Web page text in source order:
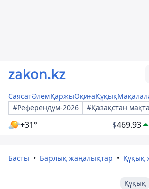
СаясатӘлемҚаржыОқиғаҚұқық
#Референдум-2026
#Қазақстан
+31° $469.93
Басты Барлық жаңалықтар Құқық
Құқық